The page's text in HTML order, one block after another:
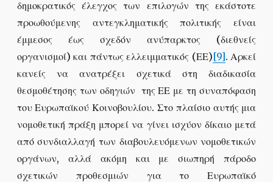
δημοκρατικός έλεγχος των επιλογών της εκάστοτε
προωθούμενης αντεγκληματικής πολιτικής είναι
έμμεσος έως σχεδόν ανύπαρκτος (διεθνείς
οργανισμοί) και πάντως ελλειμματικός (ΕΕ)[9]. Αρκεί
κανείς να ανατρέξει σχετικά στη διαδικασία
θεσμοθέτησης των οδηγιών της ΕΕ με τη συναπόφαση
του Ευρωπαϊκού Κοινοβουλίου. Στο πλαίσιο αυτής μια
νομοθετική πράξη μπορεί να γίνει ισχύον δίκαιο μετά
από συνδιαλλαγή των διαβουλευόμενων νομοθετικών
οργάνων, αλλά ακόμη και με σιωπηρή πάροδο
σχετικών προθεσμιών για το Ευρωπαϊκό